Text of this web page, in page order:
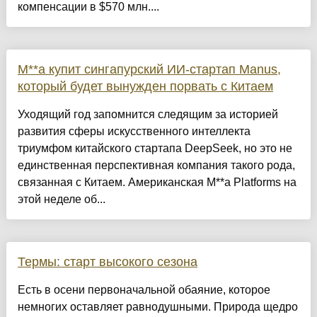
компенсации в $570 млн....
M**a купит сингапурский ИИ-стартап Manus,
который будет вынужден порвать с Китаем
Уходящий год запомнится следящим за историей
развития сферы искусственного интеллекта
триумфом китайского стартапа DeepSeek, но это не
единственная перспективная компания такого рода,
связанная с Китаем. Американская M**a Platforms на
этой неделе об...
Термы: старт высокого сезона
Есть в осени первоначальной обаяние, которое
немногих оставляет равнодушными. Природа щедро